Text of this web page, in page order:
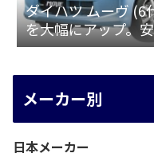
ダイハツ ムーヴ (6
を大幅にアップ。
[LA150/160S]
メーカー別
日本メーカー